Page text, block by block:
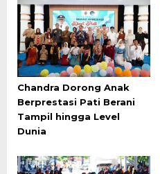
Chandra Dorong Anak
Berprestasi Pati Berani
Tampil hingga Level
Dunia